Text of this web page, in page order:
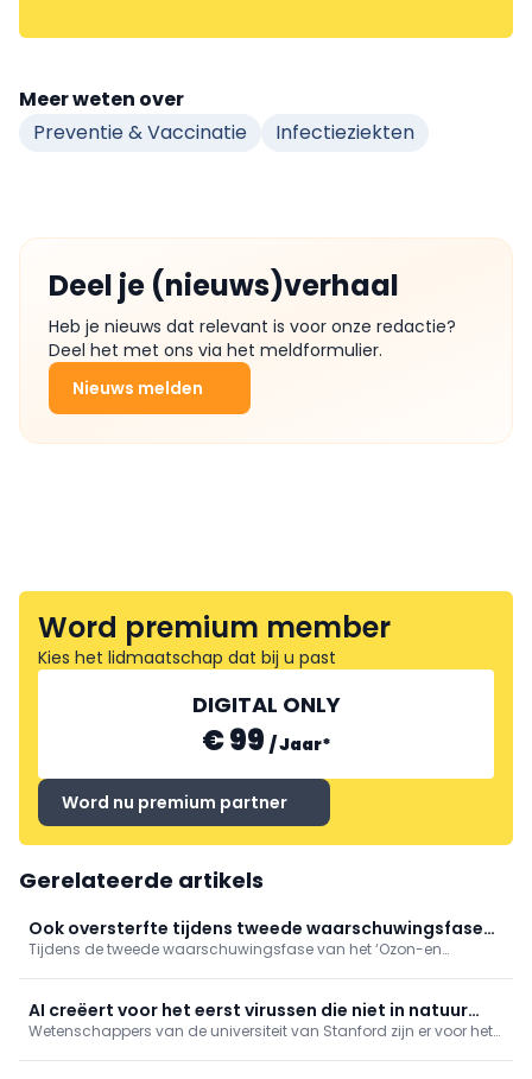
Meer weten over
Preventie & Vaccinatie
Infectieziekten
Deel je (nieuws)verhaal
Heb je nieuws dat relevant is voor onze redactie?
Deel het met ons via het meldformulier.
Nieuws melden
Word premium member
Kies het lidmaatschap dat bij u past
DIGITAL ONLY
€ 99 /Jaar*
Word nu premium partner
Gerelateerde artikels
Ook oversterfte tijdens tweede waarschuwingsfase
'Ozon- en hitteplan'
Tijdens de tweede waarschuwingsfase van het ‘Ozon-en
hoewel beperkter dan tijdens de hittegolf eind juni.
AI creëert voor het eerst virussen die niet in natuur
voorkomen
Wetenschappers van de universiteit van Stanford zijn er voor het